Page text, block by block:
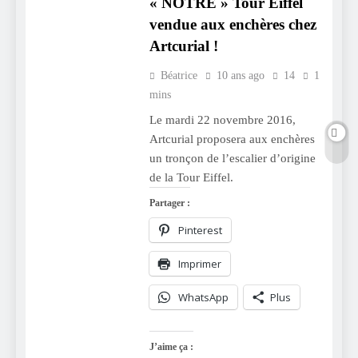
vendue aux enchères chez
Artcurial !
Béatrice 10 ans ago 14
1
mins
Le mardi 22 novembre 2016,
Artcurial proposera aux enchères
un tronçon de l’escalier d’origine
de la Tour Eiffel.
Partager :
Pinterest
Imprimer
WhatsApp Plus
J’aime ça :